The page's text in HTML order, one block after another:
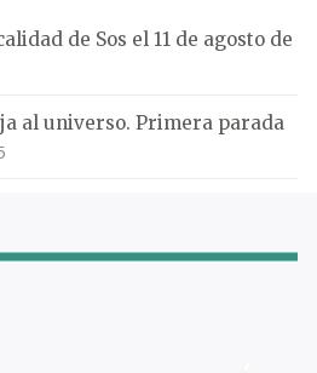
de Sos el 11 de agosto de
al universo. Primera parada